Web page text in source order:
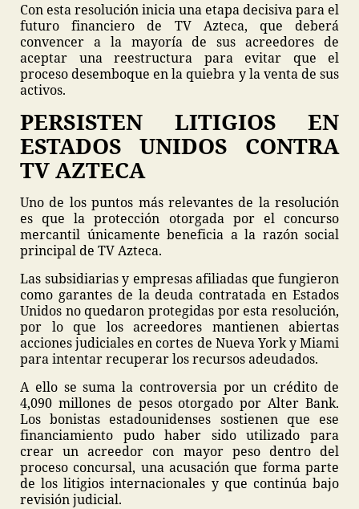
Con esta resolución inicia una etapa decisiva para el
futuro financiero de TV Azteca, que deberá
convencer a la mayoría de sus acreedores de
aceptar una reestructura para evitar que el
proceso desemboque en la quiebra y la venta de sus
activos.
PERSISTEN LITIGIOS EN
ESTADOS UNIDOS CONTRA
TV AZTECA
Uno de los puntos más relevantes de la resolución
es que la protección otorgada por el concurso
mercantil únicamente beneficia a la razón social
principal de TV Azteca.
Las subsidiarias y empresas afiliadas que fungieron
como garantes de la deuda contratada en Estados
Unidos no quedaron protegidas por esta resolución,
por lo que los acreedores mantienen abiertas
acciones judiciales en cortes de Nueva York y Miami
para intentar recuperar los recursos adeudados.
A ello se suma la controversia por un crédito de
4,090 millones de pesos otorgado por Alter Bank.
Los bonistas estadounidenses sostienen que ese
financiamiento pudo haber sido utilizado para
crear un acreedor con mayor peso dentro del
proceso concursal, una acusación que forma parte
de los litigios internacionales y que continúa bajo
revisión judicial.